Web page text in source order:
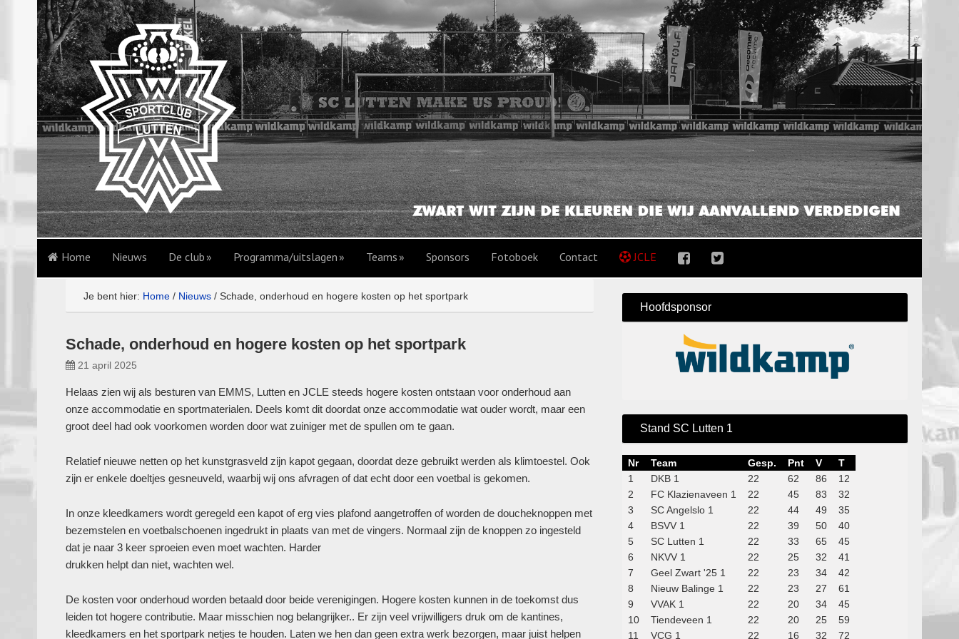
Home Nieuws De club Programma/uitslagen Teams Sponsors Fotoboek Contact JCLE
Je bent hier: Home / Nieuws / Schade, onderhoud en hogere kosten op het sportpark
Schade, onderhoud en hogere kosten op het sportpark
21 april 2025
Helaas zien wij als besturen van EMMS, Lutten en JCLE steeds hogere kosten ontstaan voor onderhoud aan
onze accommodatie en sportmaterialen. Deels komt dit doordat onze accommodatie wat ouder wordt, maar een
groot deel had ook voorkomen worden door wat zuiniger met de spullen om te gaan.
Relatief nieuwe netten op het kunstgrasveld zijn kapot gegaan, doordat deze gebruikt werden als klimtoestel. Ook
zijn er enkele doeltjes gesneuveld, waarbij wij ons afvragen of dat echt door een voetbal is gekomen.
In onze kleedkamers wordt geregeld een kapot of erg vies plafond aangetroffen of worden de doucheknoppen met
bezemstelen en voetbalschoenen ingedrukt in plaats van met de vingers. Normaal zijn de knoppen zo ingesteld
dat je naar 3 keer sproeien even moet wachten. Harder
drukken helpt dan niet, wachten wel.
De kosten voor onderhoud worden betaald door beide verenigingen. Hogere kosten kunnen in de toekomst dus
leiden tot hogere contributie. Maar misschien nog belangrijker.. Er zijn veel vrijwilligers druk om de kantines,
kleedkamers en het sportpark netjes te houden. Laten we hen dan geen extra werk bezorgen, maar juist helpen
Hoofdsponsor
Stand SC Lutten 1
Nr Team Gesp. Pnt V
T
1
DKB 1 22 62 86
12
2
FC Klazienaveen 1 22 45 83
32
3
SC Angelslo 1 22 44 49
35
4
BSVV 1 22 39 50
40
5
SC Lutten 1 22 33 65
45
6
NKVV 1 22 25 32
41
7
Geel Zwart '25 1 22 23 34
42
8
Nieuw Balinge 1 22 23 27
61
9
VVAK 1 22 20 34
45
10
Tiendeveen 1 22 20 25
59
11
VCG 1 22 16 32 72